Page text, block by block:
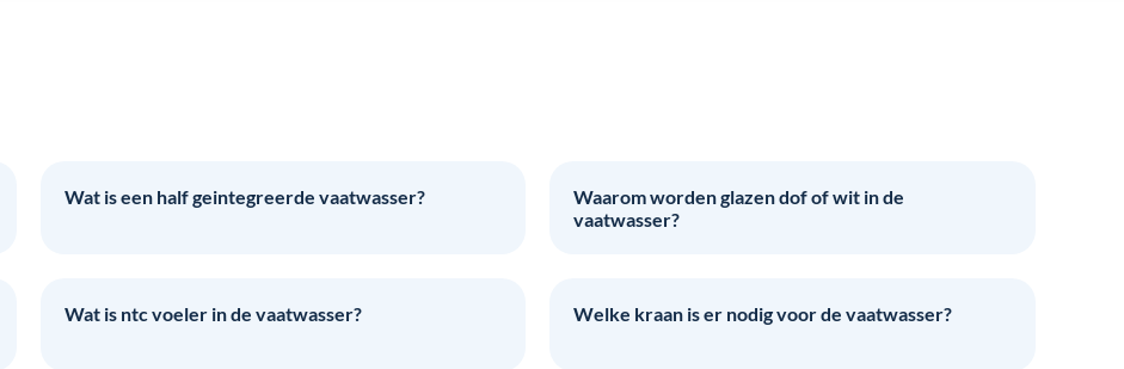
Wat is een half geintegreerde vaatwasser?
Waarom worden glazen dof of wit in de
vaatwasser?
Wat is ntc voeler in de vaatwasser? Welke kraan is er nodig voor de vaatwasser?